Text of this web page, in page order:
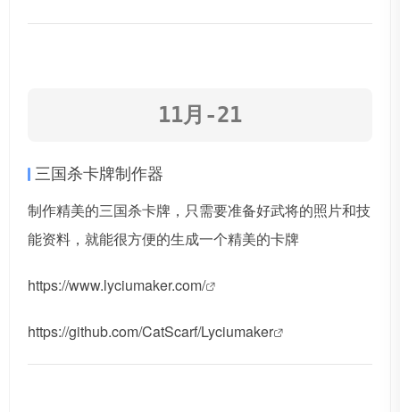
11月-21
三国杀卡牌制作器
制作精美的三国杀卡牌，只需要准备好武将的照片和技
能资料，就能很方便的生成一个精美的卡牌
https://www.lyciumaker.com/
https://github.com/CatScarf/Lyciumaker